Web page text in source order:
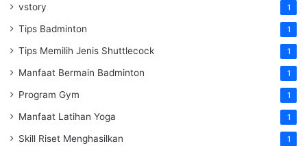
vstory 1
Tips Badminton 1
Tips Memilih Jenis Shuttlecock 1
Manfaat Bermain Badminton 1
Program Gym 1
Manfaat Latihan Yoga 1
Skill Riset Menghasilkan 1